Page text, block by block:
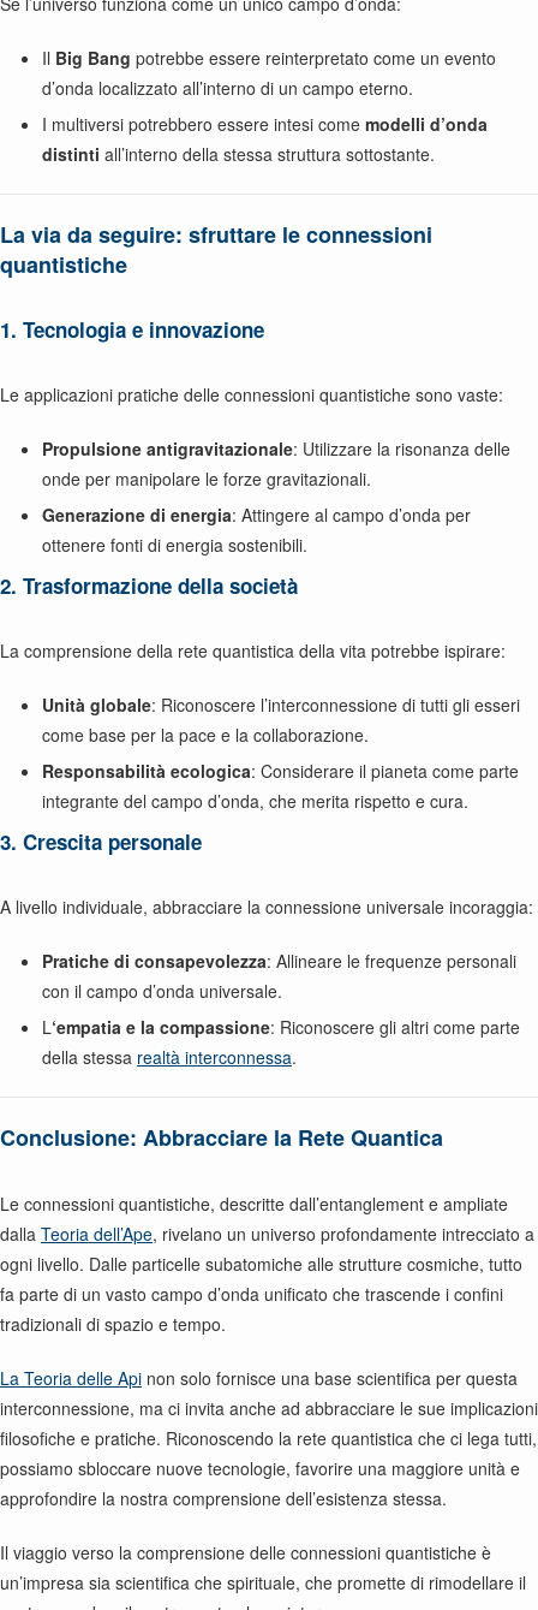
Il Big Bang potrebbe essere reinterpretato come un evento
d’onda localizzato all’interno di un campo eterno.
I multiversi potrebbero essere intesi come modelli d’onda
distinti all’interno della stessa struttura sottostante.
La via da seguire: sfruttare le connessioni
quantistiche
1. Tecnologia e innovazione
Le applicazioni pratiche delle connessioni quantistiche sono vaste:
Propulsione antigravitazionale: Utilizzare la risonanza delle
onde per manipolare le forze gravitazionali.
Generazione di energia: Attingere al campo d’onda per
ottenere fonti di energia sostenibili.
2. Trasformazione della società
La comprensione della rete quantistica della vita potrebbe ispirare:
Unità globale: Riconoscere l’interconnessione di tutti gli esseri
come base per la pace e la collaborazione.
Responsabilità ecologica: Considerare il pianeta come parte
integrante del campo d’onda, che merita rispetto e cura.
3. Crescita personale
A livello individuale, abbracciare la connessione universale incoraggia:
Pratiche di consapevolezza: Allineare le frequenze personali
con il campo d’onda universale.
L‘empatia e la compassione: Riconoscere gli altri come parte
della stessa realtà interconnessa.
Conclusione: Abbracciare la Rete Quantica
Le connessioni quantistiche, descritte dall’entanglement e ampliate
dalla Teoria dell’Ape, rivelano un universo profondamente intrecciato a
ogni livello. Dalle particelle subatomiche alle strutture cosmiche, tutto
fa parte di un vasto campo d’onda unificato che trascende i confini
tradizionali di spazio e tempo.
La Teoria delle Api non solo fornisce una base scientifica per questa
interconnessione, ma ci invita anche ad abbracciare le sue implicazioni
filosofiche e pratiche. Riconoscendo la rete quantistica che ci lega tutti,
possiamo sbloccare nuove tecnologie, favorire una maggiore unità e
approfondire la nostra comprensione dell’esistenza stessa.
Il viaggio verso la comprensione delle connessioni quantistiche è
un’impresa sia scientifica che spirituale, che promette di rimodellare il